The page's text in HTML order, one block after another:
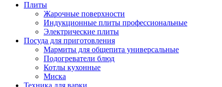
Плиты
Жарочные поверхности
Индукционные плиты профессиональные
Электрические плиты
Посуда для приготовления
Мармиты для общепита универсальные
Подогреватели блюд
Котлы кухонные
Миска
Техника для варки